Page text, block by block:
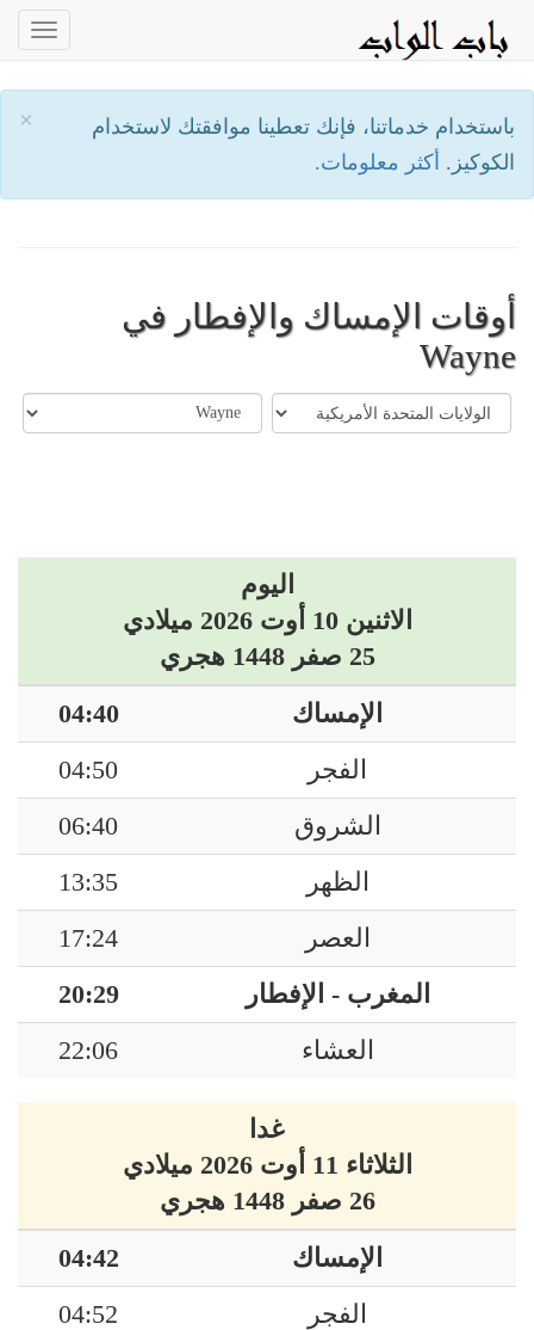
×
باستخدام خدماتنا، فإنك تعطينا موافقتك لاستخدام
الكوكيز. أكثر معلومات.
أوقات الإمساك والإفطار في
Wayne
اليوم
الاثنين 10 أوت 2026 ميلادي
25 صفر 1448 هجري
الإمساك
04:40
الفجر
04:50
الشروق
06:40
الظهر
13:35
العصر
17:24
المغرب - الإفطار
20:29
العشاء
22:06
غدا
الثلاثاء 11 أوت 2026 ميلادي
26 صفر 1448 هجري
الإمساك
04:42
الفجر
04:52